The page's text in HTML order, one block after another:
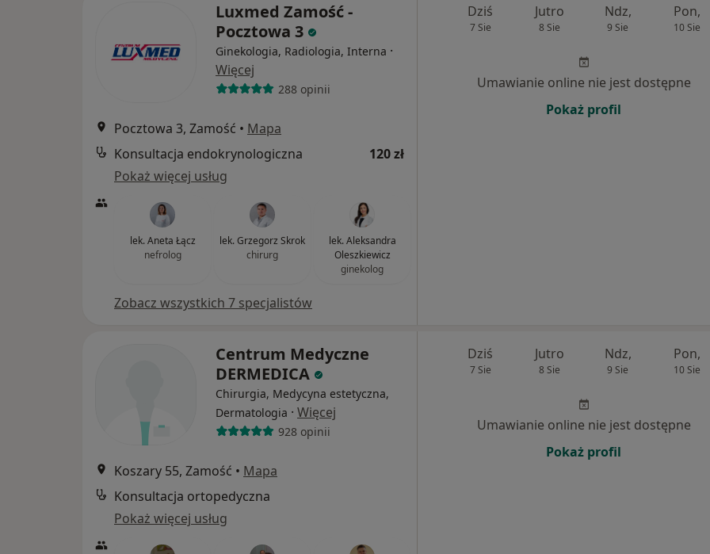
Luxmed Zamość -
Pocztowa 3
Ginekologia, Radiologia, Interna ·
Więcej
288 opinii
Pocztowa 3, Zamość • Mapa
Konsultacja endokrynologiczna
120 zł
Pokaż więcej usług
lek. Aneta Łącz
nefrolog
lek. Grzegorz Skrok
chirurg
lek. Aleksandra
Oleszkiewicz
ginekolog
Zobacz wszystkich 7 specjalistów
Dziś
7 Sie
Jutro
8 Sie
Ndz,
9 Sie
Pon,
10 Sie
Umawianie online nie jest dostępne
Pokaż profil
Centrum Medyczne
DERMEDICA
Chirurgia, Medycyna estetyczna,
Dermatologia · Więcej
928 opinii
Koszary 55, Zamość • Mapa
Konsultacja ortopedyczna
Pokaż więcej usług
Dziś
7 Sie
Jutro
8 Sie
Ndz,
9 Sie
Pon,
10 Sie
Umawianie online nie jest dostępne
Pokaż profil